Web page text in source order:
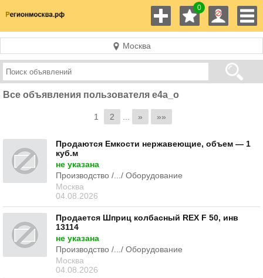
0
Москва
Все объявления пользователя e4a_o
1 2 » »»
Продаются Емкости нержавеющие, объем — 1
куб.м
не указана
Производство /.../ Оборудование
Москва
04.08.2026
Продается Шприц колбасный REX F 50, инв
13114
не указана
Производство /.../ Оборудование
Москва
04.08.2026